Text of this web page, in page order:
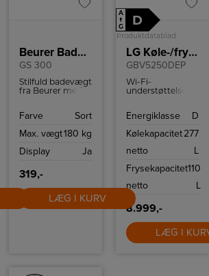
Beurer Badevægt
GS 300
Stilfuld badevægt
fra Beurer med
silikoneoverflade
vægtkapacitet på
Farve
Sort
Max. vægt180 kg
Display
Ja
319,-
LÆG I KURV
A
↑
G
D
Produktdatablad
LG Køle-/fryseskab
GBV5250DEP
Wi-Fi-
understøttelse,
smartphone og
kan du fjernstyre
så dit kabinet er
behov.
Energiklasse
D
Kølekapacitet
netto
277
L
Frysekapacitet
netto
110
L
8.999,-
LÆG I